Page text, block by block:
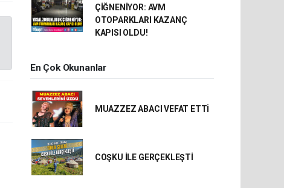
ÇİĞNENİYOR: AVM
OTOPARKLARI KAZANÇ
KAPISI OLDU!
En Çok Okunanlar
MUAZZEZ ABACI VEFAT ETTİ
COŞKU İLE GERÇEKLEŞTİ